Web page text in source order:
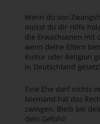
Wenn du von
musst du dir Hilfe
die Erwachsenen mit
wenn deine Eltern
Kultur oder Religion
in Deutschland
Eine Ehe darf nichts
Niemand hat das
zwingen. Bleib bei
dein Gefühl!